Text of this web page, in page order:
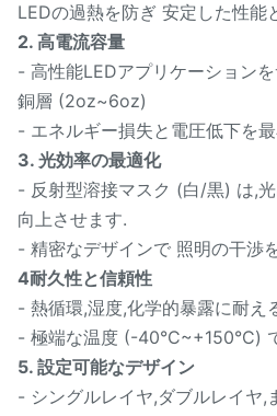
LEDの過熱を防ぎ 安定した性能
2. 高電流容量
- 高性能LEDアプリケーション
銅層 (2oz~6oz)
- エネルギー損失と電圧低下を
3. 光効率の最適化
- 反射型溶接マスク (白/黒) は,
向上させます.
- 精密なデザインで 照明の干渉
4耐久性と信頼性
- 熱循環,湿度,化学的暴露に耐え
- 極端な温度 (-40°C~+150°C)
5. 設定可能なデザイン
- シングルレイヤ,ダブルレイヤ,